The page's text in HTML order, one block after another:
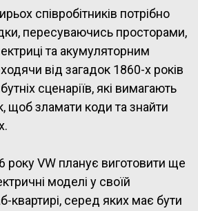
співробітників потрібно
пересуваючись просторами,
та акумуляторним
від загадок 1860-х років
сценаріїв, які вимагають
щоб зламати коди та знайти
року VW планує виготовити ще
моделі у своїй
квартирі, серед яких має бути